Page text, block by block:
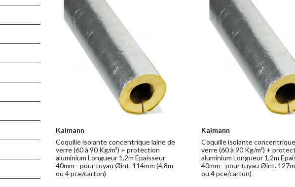
Kaimann
Coquille isolante concentrique laine de
verre (60 à 90 Kg/m²) + protection
aluminium Longueur 1,2m Epaisseur
40mm - pour tuyau Øint. 114mm (4,8m
ou 4 pce/carton)
Kaimann
Coquille isolante
verre (60 à 90 Kg/m²) +
aluminium Longueur 1,2m
40mm - pour tuyau Øint.
ou 4 pce/carton)